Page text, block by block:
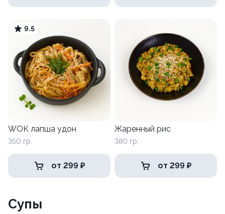
9.5
WOK лапша удон
350 гр.
от 299 ₽
Жаренный рис
380 гр.
от 299 ₽
Супы